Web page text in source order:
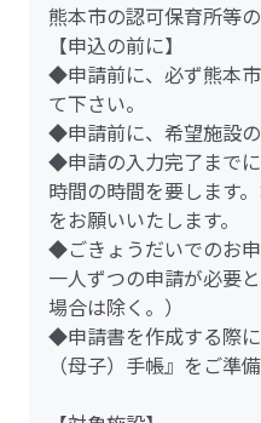
熊本市の認可保育所等
【申込の前に】
◆申請前に、必ず熊本
て下さい。
◆申請前に、希望施設の
◆申請の入力完了まで
時間の時間を要します
をお願いいたします。
◆ごきょうだいでのお
一人ずつの申請が必要
場合は除く。）
◆申請書を作成する際
（母子）手帳』をご準